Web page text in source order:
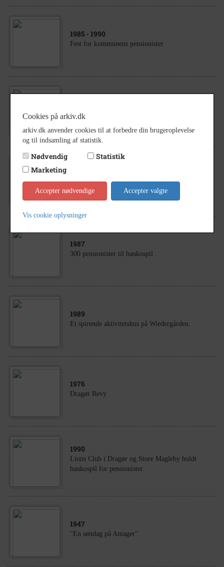
1985 - 1990
Fest for kommunens pensionister
Fest for kommunens pensionister
Fest for kommunens pensionister
1987
300 pensionister til bankospil .
1989
Et spirende aktivitetshus på Wiedergården.
1976
Dragør Revy
1990
Lions Club i Dragør og Store Magleby holdt
bankospil for pensionister.
1947
"En søndag på Amager"
Cookies på arkiv.dk
arkiv.dk anvender cookies til at forbedre din brugeroplevelse
og til indsamling af statistik.
Nødvendig
Statistik
Marketing
Accepter nødvendige Accepter valgte
Vis cookie oplysninger